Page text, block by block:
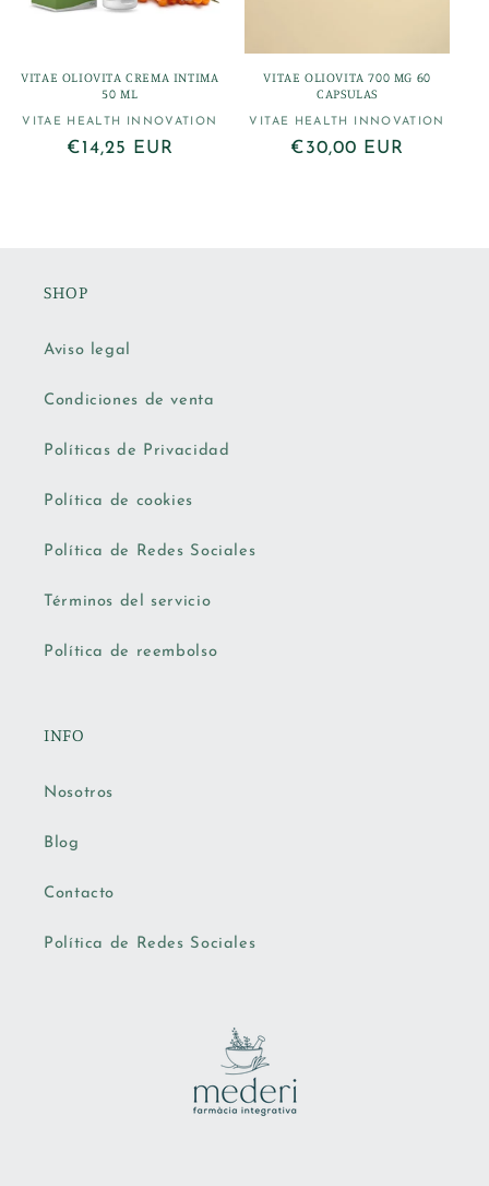
VITAE OLIOVITA CREMA INTIMA
50 ML
Proveedor:
VITAE HEALTH INNOVATION
Precio
€14,25 EUR
VITAE OLIOVITA 700 MG 60
CAPSULAS
Proveedor:
VITAE HEALTH INNOVATION
Precio
€30,00 EUR
SHOP
Aviso legal
Condiciones de venta
Políticas de Privacidad
Política de cookies
Política de Redes Sociales
Términos del servicio
Política de reembolso
INFO
Nosotros
Blog
Contacto
Política de Redes Sociales